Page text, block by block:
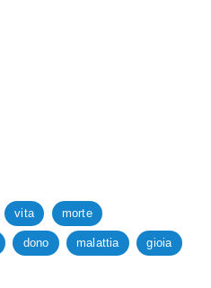
vita morte
dono malattia gioia